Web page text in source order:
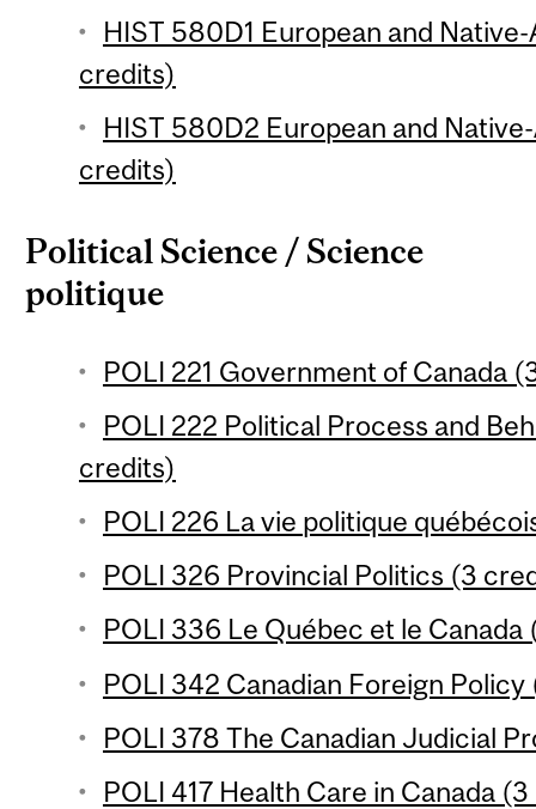
HIST 580D1 European and
credits)
HIST 580D2 European and
credits)
Political Science / Science
politique
POLI 221 Government of Canada
POLI 222 Political Process and
credits)
POLI 226 La vie politique
POLI 326 Provincial Politics (3
POLI 336 Le Québec et le
POLI 342 Canadian Foreign
POLI 378 The Canadian Judicial
POLI 417 Health Care in Canada